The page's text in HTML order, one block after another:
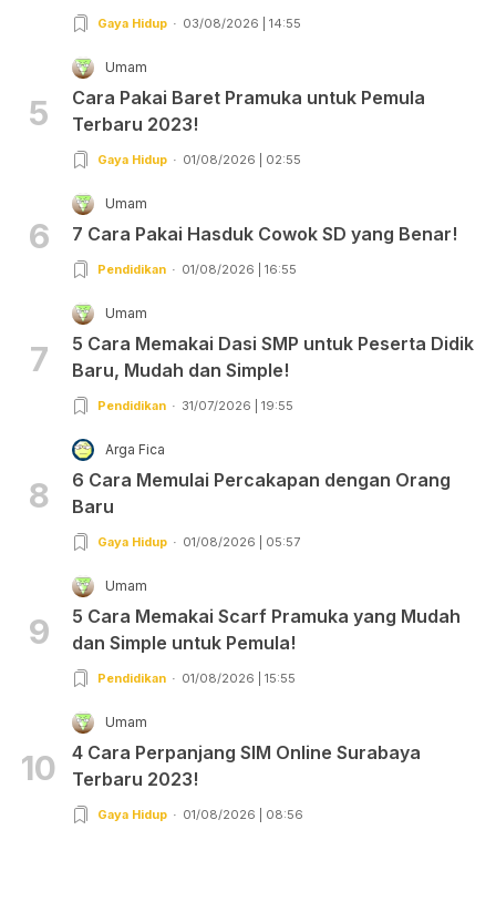
Gaya Hidup 03/08/2026 | 14:55
5
Umam
Cara Pakai Baret Pramuka untuk Pemula
Terbaru 2023!
Gaya Hidup 01/08/2026 | 02:55
6
Umam
7 Cara Pakai Hasduk Cowok SD yang Benar!
Pendidikan 01/08/2026 | 16:55
7
Umam
5 Cara Memakai Dasi SMP untuk Peserta Didik
Baru, Mudah dan Simple!
Pendidikan 31/07/2026 | 19:55
8
Arga Fica
6 Cara Memulai Percakapan dengan Orang
Baru
Gaya Hidup 01/08/2026 | 05:57
9
Umam
5 Cara Memakai Scarf Pramuka yang Mudah
dan Simple untuk Pemula!
Pendidikan 01/08/2026 | 15:55
10
Umam
4 Cara Perpanjang SIM Online Surabaya
Terbaru 2023!
Gaya Hidup 01/08/2026 | 08:56